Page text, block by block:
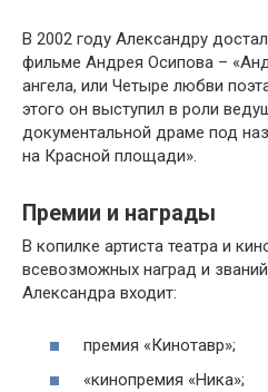
В 2002 году Александру
фильме Андрея Осипова –
ангела, или Четыре любви
этого он выступил в роли
документальной драме под
на Красной площади».
Премии и награды
В копилке артиста театра и
всевозможных наград и
Александра входит:
премия «Кинотавр»;
«кинопремия «Ника»;